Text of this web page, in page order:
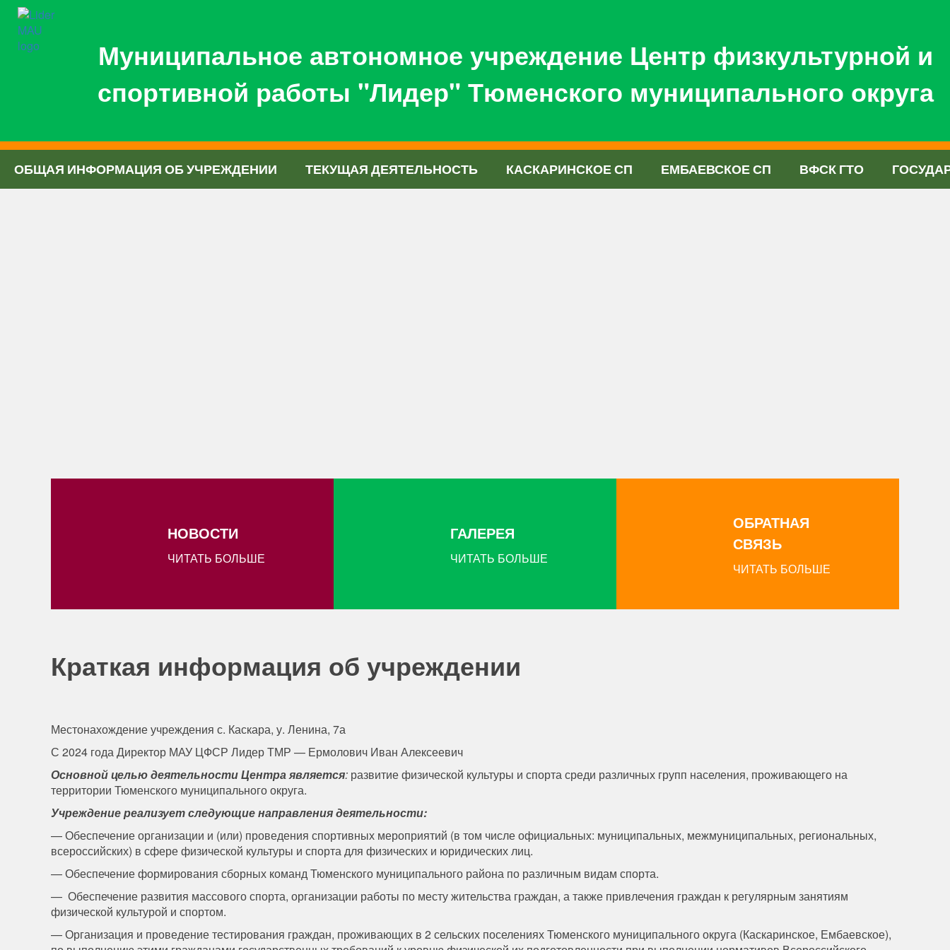
Муниципальное автономное учреждение Центр физкультурной и
спортивной работы "Лидер" Тюменского муниципального округа
ОБЩАЯ ИНФОРМАЦИЯ ОБ УЧРЕЖДЕНИИ ТЕКУЩАЯ ДЕЯТЕЛЬНОСТЬ КАСКАРИНСКОЕ СП ЕМБАЕВСКОЕ СП ВФСК ГТО
НОВОСТИ
ЧИТАТЬ БОЛЬШЕ
ГАЛЕРЕЯ
ЧИТАТЬ БОЛЬШЕ
ОБРАТНАЯ
СВЯЗЬ
ЧИТАТЬ БОЛЬШЕ
Краткая информация об учреждении
Местонахождение учреждения с. Каскара, у. Ленина, 7а
С 2024 года Директор МАУ ЦФСР Лидер ТМР — Ермолович Иван Алексеевич
Основной целью деятельности Центра является: развитие физической культуры и спорта среди различных групп населения, проживающего на
территории Тюменского муниципального округа.
Учреждение реализует следующие направления деятельности:
— Обеспечение организации и (или) проведения спортивных мероприятий (в том числе официальных: муниципальных, межмуниципальных, региональных,
всероссийских) в сфере физической культуры и спорта для физических и юридических лиц.
— Обеспечение формирования сборных команд Тюменского муниципального района по различным видам спорта.
— Обеспечение развития массового спорта, организации работы по месту жительства граждан, а также привлечения граждан к регулярным занятиям
физической культурой и спортом.
— Организация и проведение тестирования граждан, проживающих в 2 сельских поселениях Тюменского муниципального округа (Каскаринское, Ембаевское),